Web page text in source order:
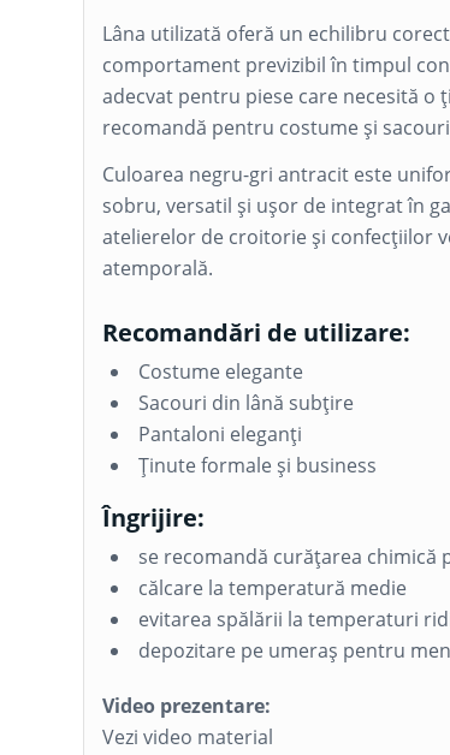
Lâna utilizată oferă un echilibru
comportament previzibil în timpul
adecvat pentru piese care necesită
recomandă pentru costume și
Culoarea negru-gri antracit este
sobru, versatil și ușor de integrat în
atelierelor de croitorie și confecțiilor
atemporală.
Recomandări de utilizare:
Costume elegante
Sacouri din lână subțire
Pantaloni eleganți
Ținute formale și business
Îngrijire:
se recomandă curățarea chimică
călcare la temperatură medie
evitarea spălării la temperaturi
depozitare pe umeraș pentru
Video prezentare:
Vezi video material